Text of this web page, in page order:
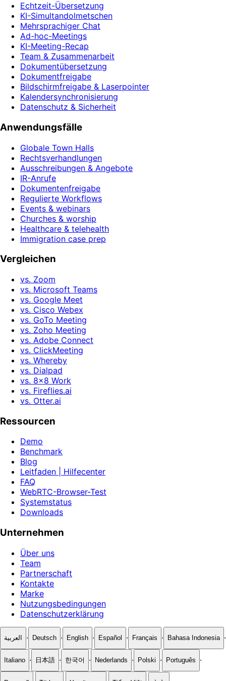
Echtzeit-Übersetzung
KI-Simultandolmetschen
Mehrsprachiger Chat
Ad-hoc-Meetings
KI-Meeting-Recap
Team & Zusammenarbeit
Dokumentübersetzung
Dokumentfreigabe
Bildschirmfreigabe & Laserpointer
Kalendersynchronisierung
Datenschutz & Sicherheit
Anwendungsfälle
Globale Town Halls
Rechtsverhandlungen
Ausschreibungen & Angebote
IR-Anrufe
Dokumentenfreigabe
Regulierte Workflows
Events & webinars
Churches & worship
Healthcare & telehealth
Immigration case prep
Vergleichen
vs. Zoom
vs. Microsoft Teams
vs. Google Meet
vs. Cisco Webex
vs. GoTo Meeting
vs. Zoho Meeting
vs. Adobe Connect
vs. ClickMeeting
vs. Whereby
vs. Dialpad
vs. 8x8 Work
vs. Fireflies.ai
vs. Otter.ai
Ressourcen
Demo
Benchmark
Blog
Leitfaden | Hilfecenter
FAQ
WebRTC-Browser-Test
Systemstatus
Downloads
Unternehmen
Über uns
Team
Partnerschaft
Kontakte
Marke
Nutzungsbedingungen
Datenschutzerklärung
العربية · Deutsch · English · Español · Français · Bahasa Indonesia ·
Italiano · 日本語 · 한국어 · Nederlands · Polski · Português ·